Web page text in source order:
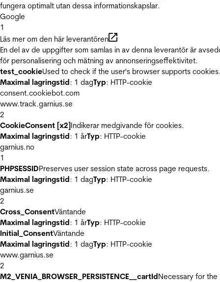
fungera optimalt utan dessa informationskapslar.
Google
1
Läs mer om den här leverantören
En del av de uppgifter som samlas in av denna leverantör är
för personalisering och mätning av annonseringseffektivitet.
test_cookieUsed to check if the user's browser supports
Maximal lagringstid: 1 dagTyp: HTTP-cookie
consent.cookiebot.com
www.track.garnius.se
2
CookieConsent [x2]Indikerar medgivande för cookies.
Maximal lagringstid: 1 årTyp: HTTP-cookie
garnius.no
1
PHPSESSIDPreserves user session state across page requests.
Maximal lagringstid: 1 dagTyp: HTTP-cookie
garnius.se
2
Cross_ConsentVäntande
Maximal lagringstid: 1 årTyp: HTTP-cookie
Initial_ConsentVäntande
Maximal lagringstid: 1 dagTyp: HTTP-cookie
www.garnius.se
2
M2_VENIA_BROWSER_PERSISTENCE__cartIdNecessary for the